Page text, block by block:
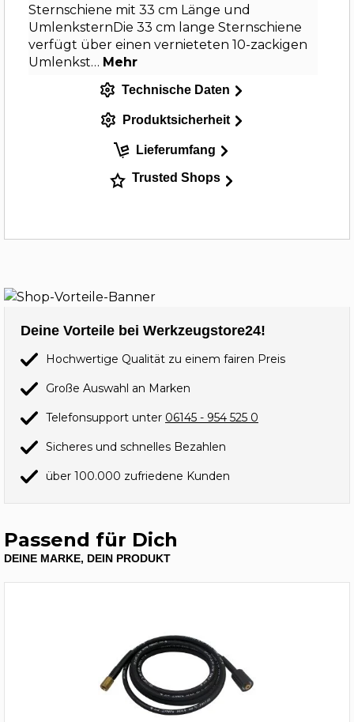
Sternschiene mit 33 cm Länge und
UmlenksternDie 33 cm lange Sternschiene
verfügt über einen vernieteten 10-zackigen
Umlenkst… Mehr
Technische Daten
Produktsicherheit
Lieferumfang
Trusted Shops
Deine Vorteile bei Werkzeugstore24!
Hochwertige Qualität zu einem fairen Preis
Große Auswahl an Marken
Telefonsupport unter 06145 - 954 525 0
Sicheres und schnelles Bezahlen
über 100.000 zufriedene Kunden
Passend für Dich
DEINE MARKE, DEIN PRODUKT